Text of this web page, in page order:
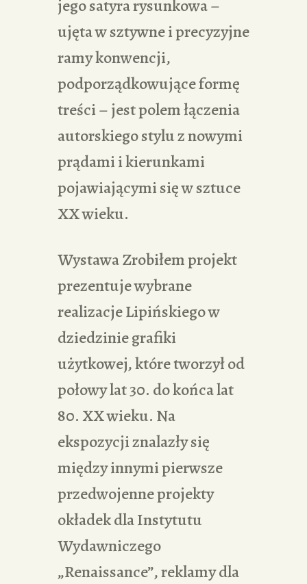
jego satyra rysunkowa –
ujęta w sztywne i precyzyjne
ramy konwencji,
podporządkowujące formę
treści – jest polem łączenia
autorskiego stylu z nowymi
prądami i kierunkami
pojawiającymi się w sztuce
XX wieku.
Wystawa Zrobiłem projekt
prezentuje wybrane
realizacje Lipińskiego w
dziedzinie grafiki
użytkowej, które tworzył od
połowy lat 30. do końca lat
80. XX wieku. Na
ekspozycji znalazły się
między innymi pierwsze
przedwojenne projekty
okładek dla Instytutu
Wydawniczego
„Renaissance”, reklamy dla